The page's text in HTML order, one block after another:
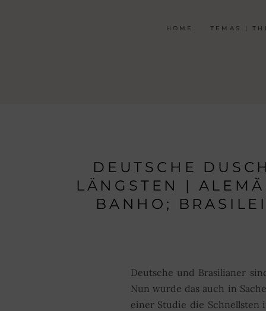
HOME TEMAS |
DEUTSCHE
LÄNGSTEN |
BANHO;
Deutsche und Brasilianer
Nun wurde das auch in
einer Studie die Schnellsten